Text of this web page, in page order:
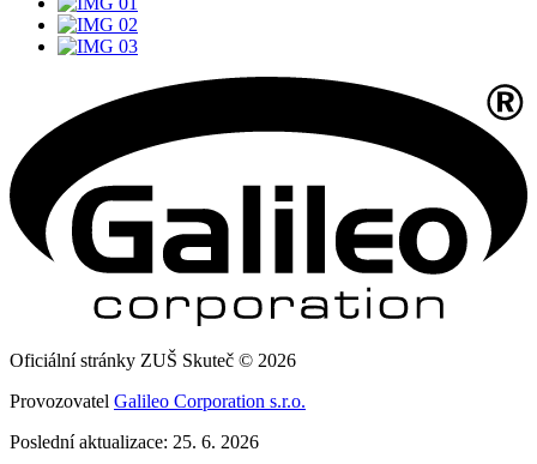
Oficiální stránky ZUŠ Skuteč © 2026
Provozovatel Galileo Corporation s.r.o.
Poslední aktualizace: 25. 6. 2026